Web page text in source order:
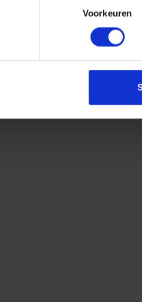
Voorkeuren